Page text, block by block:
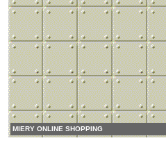
MIERY ONLINE SHOPPING